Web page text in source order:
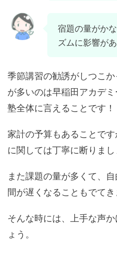
宿題の量がか
ズムに影響があ
季節講習の勧誘がしつこ
が多いのは早稲田アカデミ
塾全体に言えることです！
家計の予算もあることで
に関しては丁寧に断りまし
また課題の量が多くて、
間が遅くなることもでて
そんな時には、上手な声
ょう。